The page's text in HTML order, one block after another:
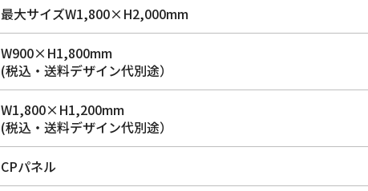
最大サイズW1,800×H2,000mm
W900×H1,800mm
(税込・送料デザイン代別途）
W1,800×H1,200mm
(税込・送料デザイン代別途）
CPパネル